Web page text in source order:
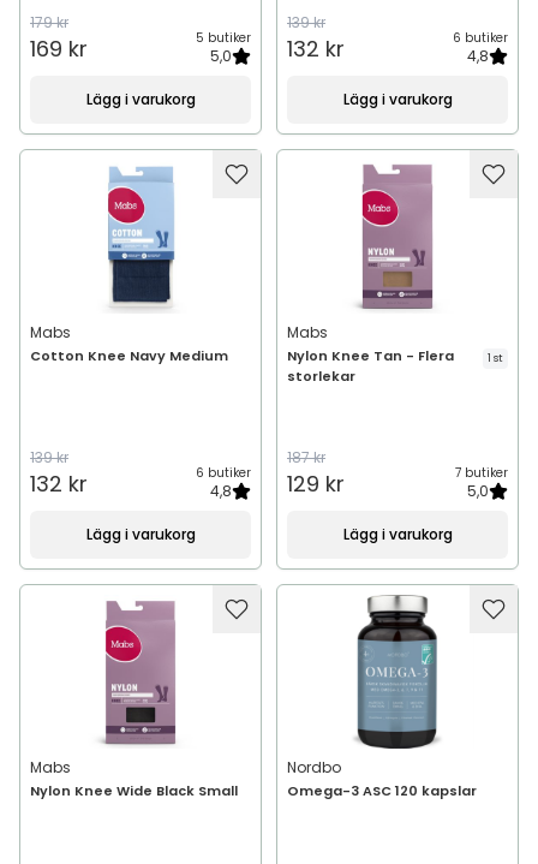
179 kr
169 kr 5 butiker
5,0
Lägg i varukorg
139 kr
132 kr 6 butiker
4,8
Lägg i varukorg
Mabs
Cotton Knee Navy Medium
139 kr
132 kr 6 butiker
4,8
Lägg i varukorg
Mabs
Nylon Knee Tan - Flera
storlekar
1 st
187 kr
129 kr 7 butiker
5,0
Lägg i varukorg
Mabs
Nylon Knee Wide Black Small
Nordbo
Omega-3 ASC 120 kapslar